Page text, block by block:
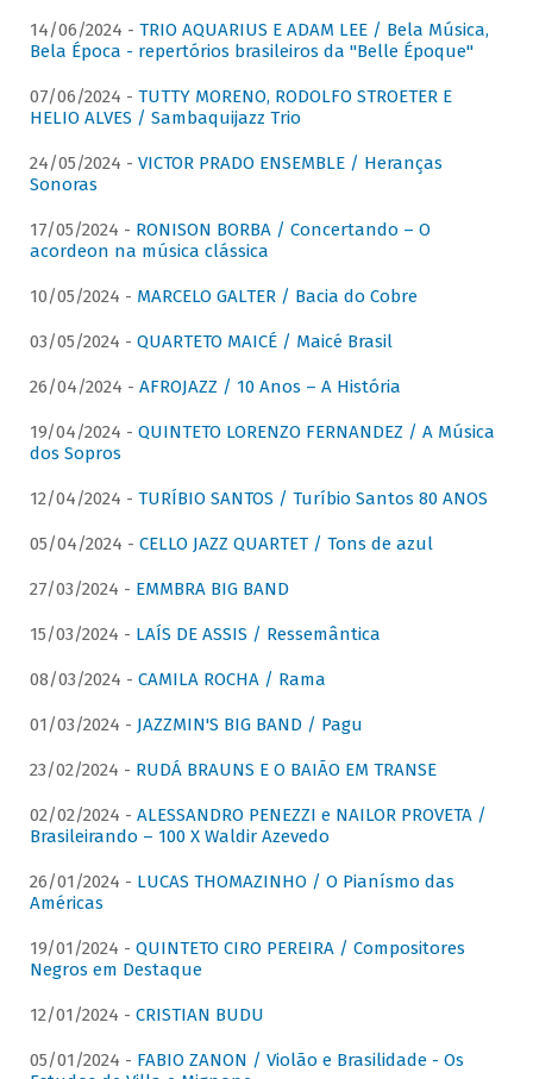
14/06/2024 - TRIO AQUARIUS E ADAM LEE / Bela Música,
Bela Época - repertórios brasileiros da "Belle Époque"
07/06/2024 - TUTTY MORENO, RODOLFO STROETER E
HELIO ALVES / Sambaquijazz Trio
24/05/2024 - VICTOR PRADO ENSEMBLE / Heranças
Sonoras
17/05/2024 - RONISON BORBA / Concertando – O
acordeon na música clássica
10/05/2024 - MARCELO GALTER / Bacia do Cobre
03/05/2024 - QUARTETO MAICÉ / Maicé Brasil
26/04/2024 - AFROJAZZ / 10 Anos – A História
19/04/2024 - QUINTETO LORENZO FERNANDEZ / A Música
dos Sopros
12/04/2024 - TURÍBIO SANTOS / Turíbio Santos 80 ANOS
05/04/2024 - CELLO JAZZ QUARTET / Tons de azul
27/03/2024 - EMMBRA BIG BAND
15/03/2024 - LAÍS DE ASSIS / Ressemântica
08/03/2024 - CAMILA ROCHA / Rama
01/03/2024 - JAZZMIN'S BIG BAND / Pagu
23/02/2024 - RUDÁ BRAUNS E O BAIÃO EM TRANSE
02/02/2024 - ALESSANDRO PENEZZI e NAILOR PROVETA /
Brasileirando – 100 X Waldir Azevedo
26/01/2024 - LUCAS THOMAZINHO / O Pianísmo das
Américas
19/01/2024 - QUINTETO CIRO PEREIRA / Compositores
Negros em Destaque
12/01/2024 - CRISTIAN BUDU
05/01/2024 - FABIO ZANON / Violão e Brasilidade - Os